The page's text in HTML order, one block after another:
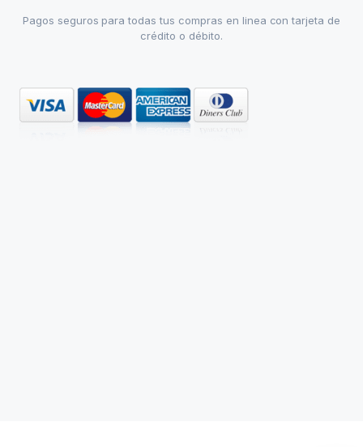
Pagos seguros para todas tus compras en linea con tarjeta de
crédito o débito.